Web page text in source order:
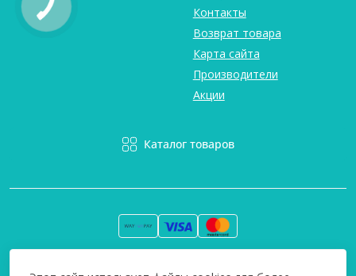
Контакты
Возврат товара
Карта сайта
Производители
Акции
Каталог товаров